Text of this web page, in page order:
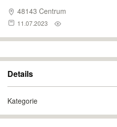
48143 Centrum
11.07.2023
Details
Kategorie